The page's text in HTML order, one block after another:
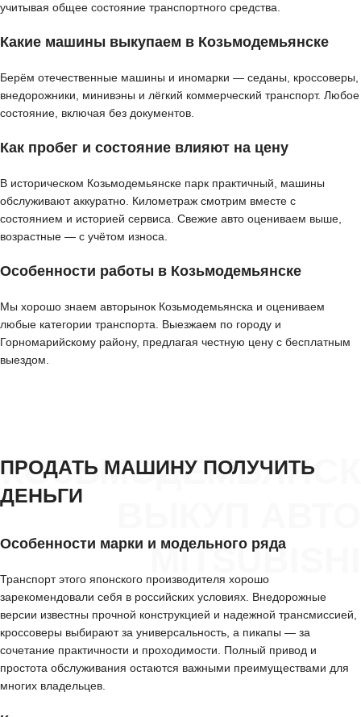
учитывая общее состояние транспортного средства.
Какие машины выкупаем в Козьмодемьянске
Берём отечественные машины и иномарки — седаны, кроссоверы,
внедорожники, минивэны и лёгкий коммерческий транспорт. Любое
состояние, включая без документов.
Как пробег и состояние влияют на цену
В историческом Козьмодемьянске парк практичный, машины
обслуживают аккуратно. Километраж смотрим вместе с
состоянием и историей сервиса. Свежие авто оцениваем выше,
возрастные — с учётом износа.
Особенности работы в Козьмодемьянске
Мы хорошо знаем авторынок Козьмодемьянска и оцениваем
любые категории транспорта. Выезжаем по городу и
Горномарийскому району, предлагая честную цену с бесплатным
выездом.
КОЗЬМОДЕМЬЯНСК
MITSUBISHI
ПРОДАТЬ МАШИНУ ПОЛУЧИТЬ
ДЕНЬГИ
Особенности марки и модельного ряда
Транспорт этого японского производителя хорошо
зарекомендовали себя в российских условиях. Внедорожные
версии известны прочной конструкцией и надежной трансмиссией,
кроссоверы выбирают за универсальность, а пикапы — за
сочетание практичности и проходимости. Полный привод и
простота обслуживания остаются важными преимуществами для
многих владельцев.